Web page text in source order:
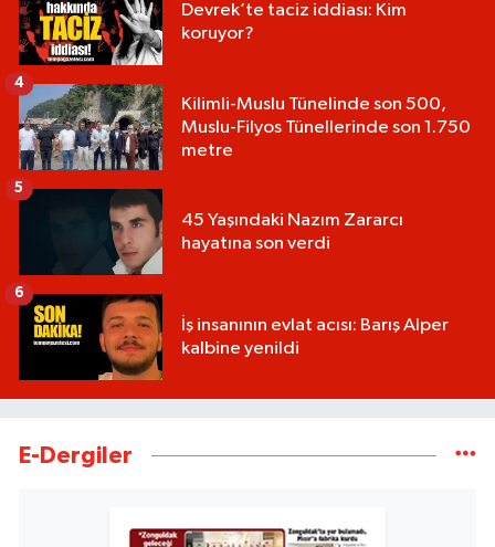
Devrek’te taciz iddiası: Kim
koruyor?
Kilimli-Muslu Tünelinde son 500,
Muslu-Filyos Tünellerinde son 1.750
metre
4
45 Yaşındaki Nazım Zararcı
hayatına son verdi
5
İş insanının evlat acısı: Barış Alper
kalbine yenildi
6
E-Dergiler